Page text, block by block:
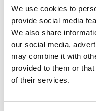
We use cookies to
provide social media
We also share
our social media,
may combine it with
provided to them or
of their services.
Alexandra Westborg
styrelsen. Ett stort
deltagande under er
styrelsen består nu
Ingemarsdotter,
Ljunggren, Josefin
Regina Cederfeldt,